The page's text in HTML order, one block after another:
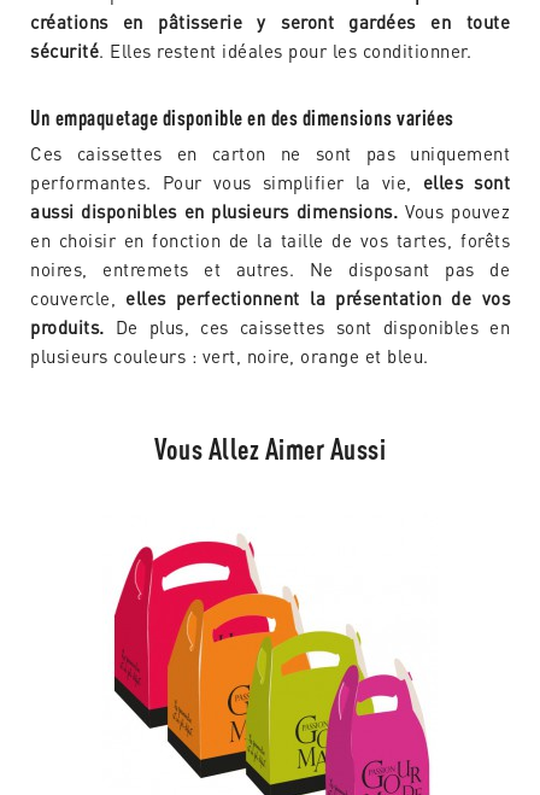
créations en pâtisserie y seront gardées en toute
sécurité. Elles restent idéales pour les conditionner.
Un empaquetage disponible en des dimensions variées
Ces caissettes en carton ne sont pas uniquement
performantes. Pour vous simplifier la vie, elles sont
aussi disponibles en plusieurs dimensions. Vous pouvez
en choisir en fonction de la taille de vos tartes, forêts
noires, entremets et autres. Ne disposant pas de
couvercle, elles perfectionnent la présentation de vos
produits. De plus, ces caissettes sont disponibles en
plusieurs couleurs : vert, noire, orange et bleu.
Vous Allez Aimer Aussi